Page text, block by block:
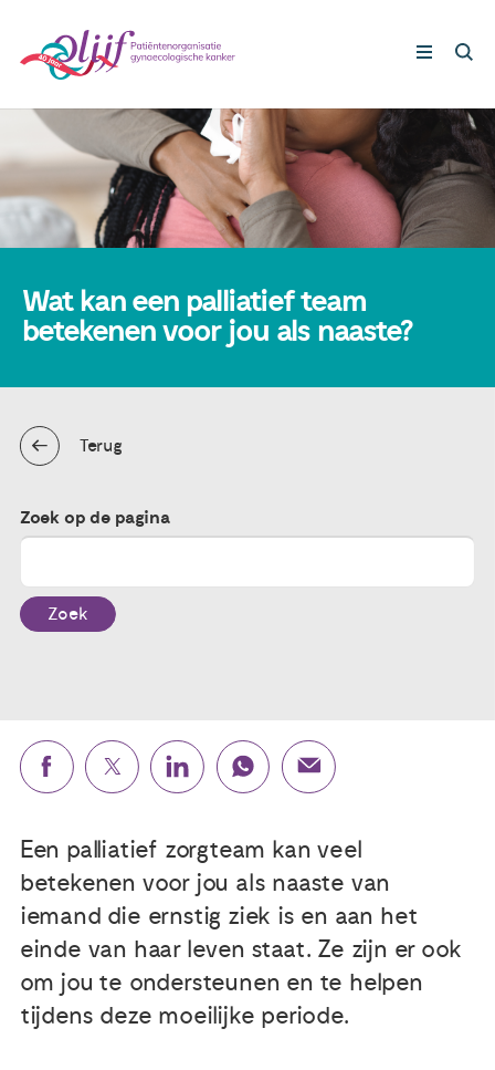
Nieuws
Publicaties
Ervaringsdeskundigheid
Contact
Gynaecologische kankers
Lotgenoten
Steun ons
Wat kan een palliatief team
betekenen voor jou als naaste?
Terug
Zoek op de pagina
Zoek
Een palliatief zorgteam kan veel
betekenen voor jou als naaste van
iemand die ernstig ziek is en aan het
einde van haar leven staat. Ze zijn er ook
om jou te ondersteunen en te helpen
tijdens deze moeilijke periode.